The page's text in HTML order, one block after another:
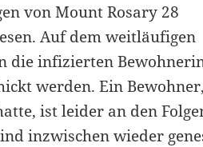
von Mount Rosary 28
Auf dem weitläufigen
die infizierten
werden. Ein
ist leider an den
inzwischen wieder